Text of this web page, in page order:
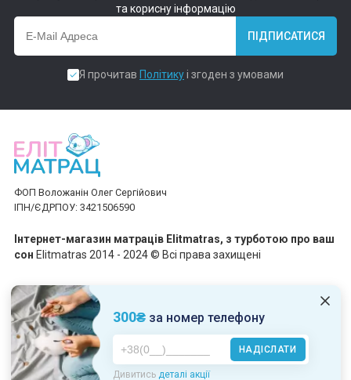
300₴за номер телефону
НАДІСЛАТИ
Дивитись деталі акції
та корисну інформацію
ПІДПИСАТИСЯ
Я прочитав Політикуі згоден з умовами
ФОП Воложанін Олег Сергійович
ІПН/ЄДРПОУ: 3421506590
Інтернет-магазин матраців Elitmatras, з турботою про ваш
сон Elitmatras 2014 - 2024 © Всі права захищені
Приймаємо платежі
Пн-Пт: 10:00 - 19:00